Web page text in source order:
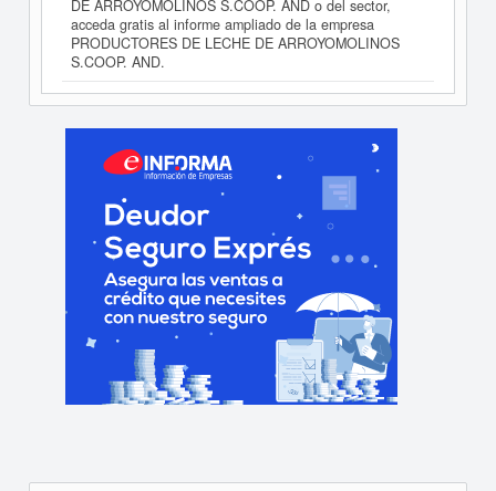
DE ARROYOMOLINOS S.COOP. AND o del sector,
acceda gratis al informe ampliado de la empresa
PRODUCTORES DE LECHE DE ARROYOMOLINOS
S.COOP. AND.